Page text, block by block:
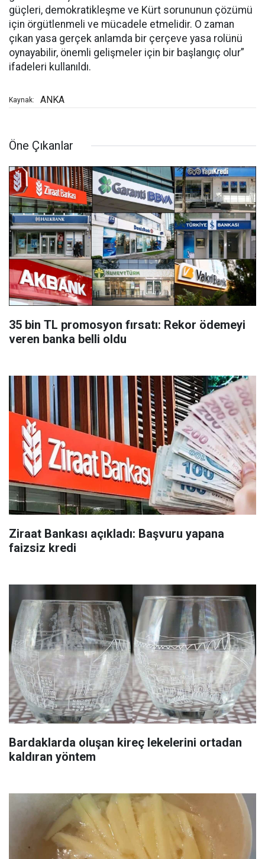
güçleri, demokratikleşme ve Kürt sorununun çözümü
için örgütlenmeli ve mücadele etmelidir. O zaman
çıkan yasa gerçek anlamda bir çerçeve yasa rolünü
oynayabilir, önemli gelişmeler için bir başlangıç olur”
ifadeleri kullanıldı.
Kaynak: ANKA
Öne Çıkanlar
35 bin TL promosyon fırsatı: Rekor ödemeyi
veren banka belli oldu
Ziraat Bankası açıkladı: Başvuru yapana
faizsiz kredi
Bardaklarda oluşan kireç lekelerini ortadan
kaldıran yöntem